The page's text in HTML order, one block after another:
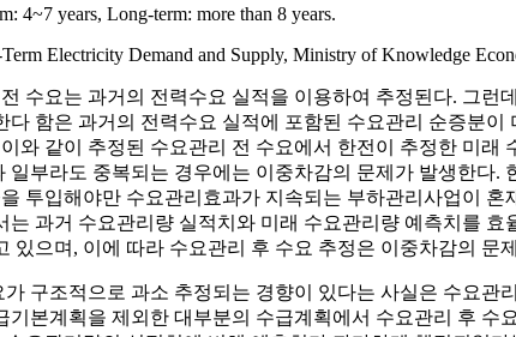
4~7 years, Long-term: more than 8 years.
Electricity Demand and Supply, Ministry of Knowledge
수요는 과거의 전력수요 실적을 이용하여 추정된다. 그
다 함은 과거의 전력수요 실적에 포함된 수요관리 순증분
와 같이 추정된 수요관리 전 수요에서 한전이 추정한 미
일부라도 중복되는 경우에는 이중차감의 문제가 발생한
투입해야만 수요관리효과가 지속되는 부하관리사업이
는 과거 수요관리량 실적치와 미래 수요관리량 예측치를
있으며, 이에 따라 수요관리 후 수요 추정은 이중차감의
구조적으로 과소 추정되는 경향이 있다는 사실은 수요관
기본계획을 제외한 대부분의 수급계획에서 수요관리 후